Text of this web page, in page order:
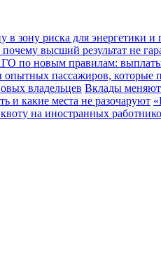
в зону риска для энергетики
высший результат не
по новым правилам: выплаты
пассажиров, которые
владельцев Вклады меняют
и какие места не разочаруют
на иностранных